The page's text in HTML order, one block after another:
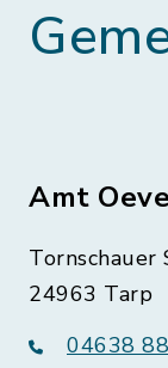
Amt
Tornschauer
24963 Tarp
04638